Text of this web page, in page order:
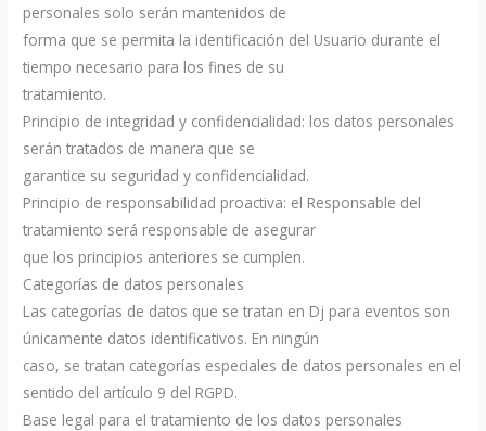
personales solo serán mantenidos de
forma que se permita la identificación del Usuario durante el
tiempo necesario para los fines de su
tratamiento.
Principio de integridad y confidencialidad: los datos personales
serán tratados de manera que se
garantice su seguridad y confidencialidad.
Principio de responsabilidad proactiva: el Responsable del
tratamiento será responsable de asegurar
que los principios anteriores se cumplen.
Categorías de datos personales
Las categorías de datos que se tratan en Dj para eventos son
únicamente datos identificativos. En ningún
caso, se tratan categorías especiales de datos personales en el
sentido del artículo 9 del RGPD.
Base legal para el tratamiento de los datos personales